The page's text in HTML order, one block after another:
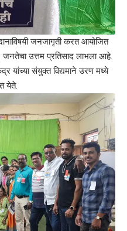
जनजागृती करत आयोजित
जनतेचा उत्तम प्रतिसाद लाभला आहे.
यांच्या संयुक्त विद्यमाने उरण मध्ये
येते.